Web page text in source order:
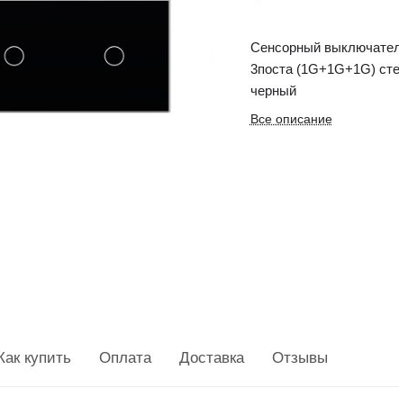
Сенсорный
3поста (1G+1G+1G)
черный
Все описание
Как купить Оплата Доставка Отзывы